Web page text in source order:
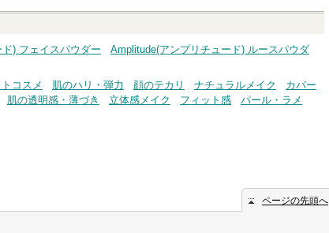
) フェイスパウダー Amplitude(アンプリチュード) ルースパウダ
コスメ 肌のハリ・弾力 顔のテカリ ナチュラルメイク
カバー
肌の透明感・薄づき 立体感メイク フィット感
パール・ラメ
ページの先頭へ